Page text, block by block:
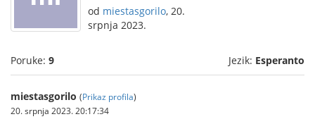
od miestasgorilo, 20.
srpnja 2023.
Poruke: 9 Jezik: Esperanto
miestasgorilo (Prikaz profila)
20. srpnja 2023. 20:17:34